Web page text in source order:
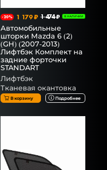
-20% 1 179 ₽ 1 474 ₽ В НАЛИЧИИ
Автомобильные
шторки Mazda 6 (2)
(GH) (2007-2013)
Лифтбэк Комплект на
задние форточки
STANDART
Лифтбэк
Тканевая окантовка
В корзину Подробнее